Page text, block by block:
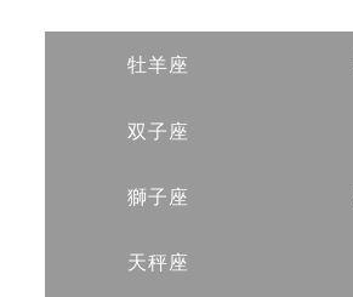
牡羊座
双子座
獅子座
天秤座